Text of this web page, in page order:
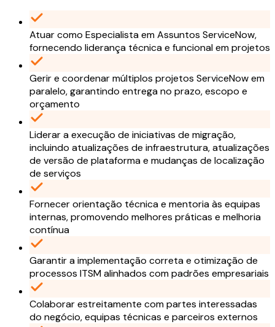
Atuar como Especialista em Assuntos ServiceNow,
fornecendo liderança técnica e funcional em projetos
Gerir e coordenar múltiplos projetos ServiceNow em
paralelo, garantindo entrega no prazo, escopo e
orçamento
Liderar a execução de iniciativas de migração,
incluindo atualizações de infraestrutura, atualizações
de versão de plataforma e mudanças de localização
de serviços
Fornecer orientação técnica e mentoria às equipas
internas, promovendo melhores práticas e melhoria
contínua
Garantir a implementação correta e otimização de
processos ITSM alinhados com padrões empresariais
Colaborar estreitamente com partes interessadas
do negócio, equipas técnicas e parceiros externos